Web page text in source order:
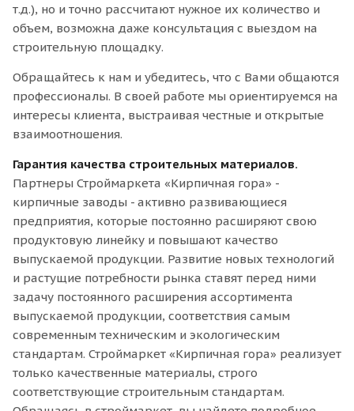
т.д.), но и точно рассчитают нужное их количество и
объем, возможна даже консультация с выездом на
строительную площадку.
Обращайтесь к нам и убедитесь, что с Вами общаются
профессионалы. В своей работе мы ориентируемся на
интересы клиента, выстраивая честные и открытые
взаимоотношения.
Гарантия качества строительных материалов.
Партнеры Строймаркета «Кирпичная гора» -
кирпичные заводы - активно развивающиеся
предприятия, которые постоянно расширяют свою
продуктовую линейку и повышают качество
выпускаемой продукции. Развитие новых технологий
и растущие потребности рынка ставят перед ними
задачу постоянного расширения ассортимента
выпускаемой продукции, соответствия самым
современным техническим и экологическим
стандартам. Строймаркет «Кирпичная гора» реализует
только качественные материалы, строго
соответствующие строительным стандартам.